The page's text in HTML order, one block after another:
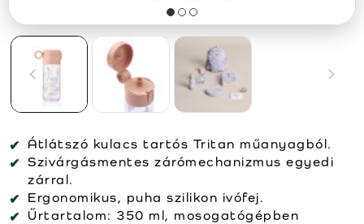
Átlátszó kulacs tartós Tritan műanyagból.
Szivárgásmentes zárómechanizmus egyedi
zárral.
Ergonomikus, puha szilikon ivófej.
Űrtartalom: 350 ml, mosogatógépben